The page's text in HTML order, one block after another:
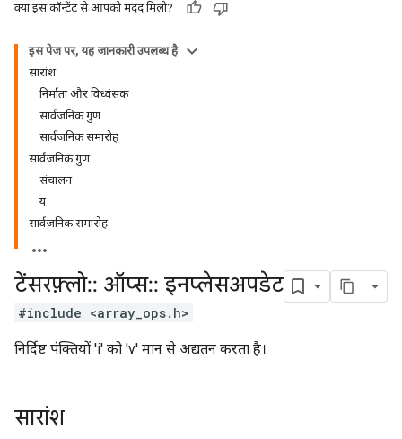
क्या इस कॉन्टेंट से आपको मदद मिली?
इस पेज पर, यह जानकारी उपलब्ध है
सारांश
निर्माता और विध्वंसक
सार्वजनिक गुण
सार्वजनिक समारोह
सार्वजनिक गुण
संचालन
य
सार्वजनिक समारोह
टेंसरफ़्लो:: ऑप्स:: इनप्लेसअपडेट
#include <array_ops.h>
निर्दिष्ट पंक्तियों 'i' को 'v' मान से अद्यतन करता है।
सारांश